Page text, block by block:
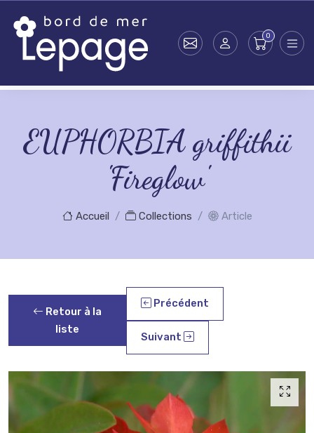
EUPHORBIA griffithii
'Fireglow'
Accueil Collections Article
Retour à la
liste
Précédent
Suivant